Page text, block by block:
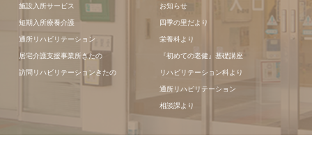
施設入所サービス
短期入所療養介護
通所リハビリテーション
居宅介護支援事業所きたの
訪問リハビリテーションきたの
お知らせ
四季の里だより
栄養科より
『初めての老健』基礎講座
リハビリテーション科より
通所リハビリテーション
相談課より